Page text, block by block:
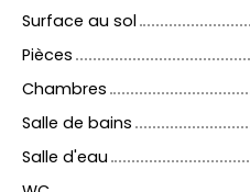
Surface au sol
Pièces
Chambres
Salle de bains
Salle d'eau